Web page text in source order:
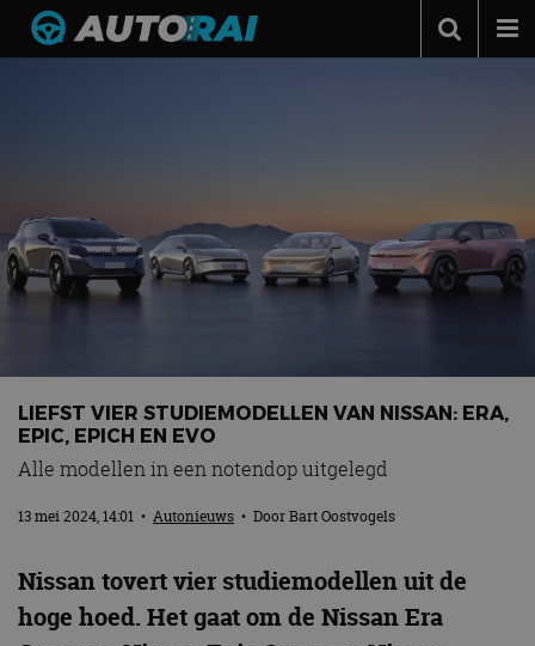
Automerken
Adverteren
Contact
LIEFST VIER STUDIEMODELLEN VAN NISSAN: ERA,
EPIC, EPICH EN EVO
Alle modellen in een notendop uitgelegd
13 mei 2024, 14:01 • Autonieuws • DoorBart Oostvogels
Nissan tovert vier studiemodellen uit de
hoge hoed. Het gaat om de Nissan Era